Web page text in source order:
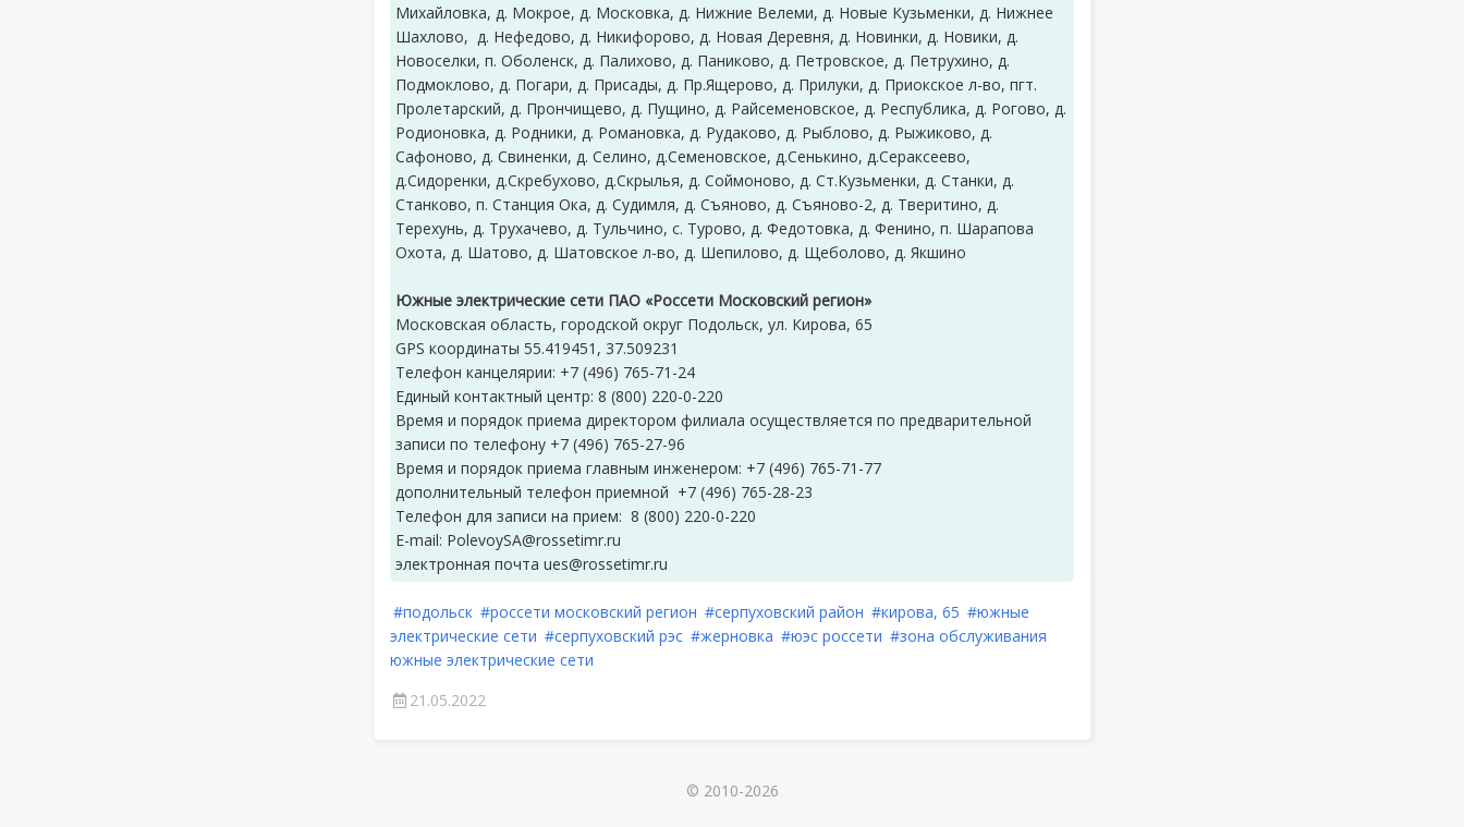
Михайловка, д. Мокрое, д. Московка, д. Нижние Велеми, д. Новые Кузьменки, д. Нижнее
Шахлово, д. Нефедово, д. Никифорово, д. Новая Деревня, д. Новинки, д. Новики, д.
Новоселки, п. Оболенск, д. Палихово, д. Паниково, д. Петровское, д. Петрухино, д.
Подмоклово, д. Погари, д. Присады, д. Пр.Ящерово, д. Прилуки, д. Приокское л-во, пгт.
Пролетарский, д. Прончищево, д. Пущино, д. Райсеменовское, д. Республика, д. Рогово, д.
Родионовка, д. Родники, д. Романовка, д. Рудаково, д. Рыблово, д. Рыжиково, д.
Сафоново, д. Свиненки, д. Селино, д.Семеновское, д.Сенькино, д.Сераксеево,
д.Сидоренки, д.Скребухово, д.Скрылья, д. Соймоново, д. Ст.Кузьменки, д. Станки, д.
Станково, п. Станция Ока, д. Судимля, д. Съяново, д. Съяново-2, д. Тверитино, д.
Терехунь, д. Трухачево, д. Тульчино, с. Турово, д. Федотовка, д. Фенино, п. Шарапова
Охота, д. Шатово, д. Шатовское л-во, д. Шепилово, д. Щеболово, д. Якшино
Южные электрические сети ПАО «Россети Московский регион»
Московская область, городской округ Подольск, ул. Кирова, 65
GPS координаты 55.419451, 37.509231
Телефон канцелярии: +7 (496) 765-71-24
Единый контактный центр: 8 (800) 220-0-220
Время и порядок приема директором филиала осуществляется по предварительной
записи по телефону +7 (496) 765-27-96
Время и порядок приема главным инженером: +7 (496) 765-71-77
дополнительный телефон приемной +7 (496) 765-28-23
Телефон для записи на прием: 8 (800) 220-0-220
E-mail: PolevoySA@rossetimr.ru
электронная почта ues@rossetimr.ru
#подольск #россети московский регион #серпуховский район #кирова, 65 #южные
электрические сети #серпуховский рэс #жерновка #юэс россети #зона обслуживания
южные электрические сети
21.05.2022
© 2010-2026